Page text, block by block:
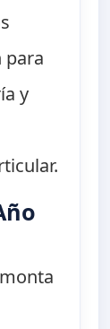
para
y